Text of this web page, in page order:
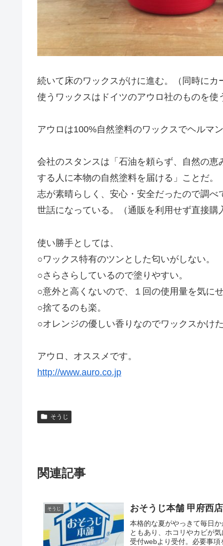
続いて床のワックスがけに進む。（同時にカ
使うワックスはドイツのアウロ社のものを使
アウロは100%自然塗料のワックスでヘルマ
会社のスタンスは「石油を頼らず、自然の
する人に本物の自然塗料を届ける」ことだ。
志が素晴らしく、安心・安全だったので調
世話になっている。（通販を利用せず直接購
使い勝手としては、
○ワックス特有のツンとした匂いがしない。
○さらさらしているので塗りやすい。
○意外と高くないので、１回の使用量を気に
○捨てるのも楽。
○オレンジの優しい香りなのでワックスかけ
アウロ、オススメです。
http://www.auro.co.jp
そうじ
関連記事
そうじ おそうじ本舗 甲府西
本格的な夏がやっきて毎日
ともあり、ホコリやカビが
受付webより受付。必要事項